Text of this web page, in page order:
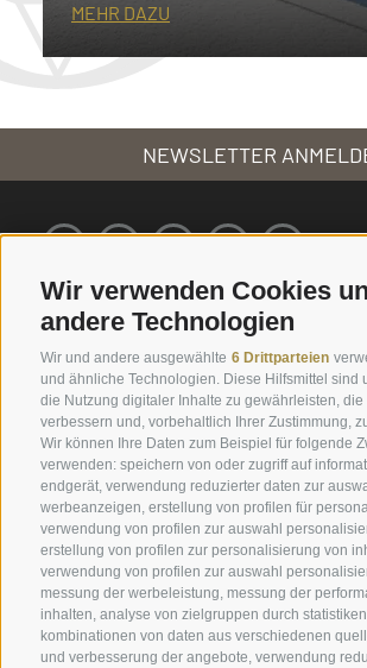
Wir verwenden Cookies
andere Technologien
Wir und andere ausgewählte 6 Drittparteien
und ähnliche Technologien. Diese Hilfsmittel sind
die Nutzung digitaler Inhalte zu gewährleisten, die
verbessern und, vorbehaltlich Ihrer Zustimmung,
Wir können Ihre Daten zum Beispiel für folgende
verwenden: speichern von oder zugriff auf
endgerät, verwendung reduzierter daten zur
werbeanzeigen, erstellung von profilen für
verwendung von profilen zur auswahl
erstellung von profilen zur personalisierung von
verwendung von profilen zur auswahl
messung der werbeleistung, messung der
inhalten, analyse von zielgruppen durch
kombinationen von daten aus verschiedenen
und verbesserung der angebote, verwendung
MEHR DAZU
NEWSLETTER
Service
Ernas Ferienwohnungen
Engels Park
Online buchen
Gutschein schenken
Urlaubsangebote
Plunhofs Restplatzbörse
Zimmer & Preise
Unverbindlich anfragen
Info
Plunhof
Fotos &
Downloads &
Wetter
Webcams
Newsletter
Bewertungen
Social Wall